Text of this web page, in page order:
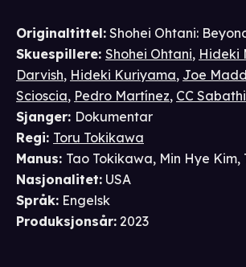
Originaltittel: Shohei Ohtani:
Skuespillere: Shohei Ohtani, Hideki
Darvish, Hideki Kuriyama, Joe
Scioscia, Pedro Martínez, CC
Sjanger: Dokumentar
Regi: Toru Tokikawa
Manus: Tao Tokikawa, Min Hye Kim,
Nasjonalitet: USA
Språk: Engelsk
Produksjonsår: 2023